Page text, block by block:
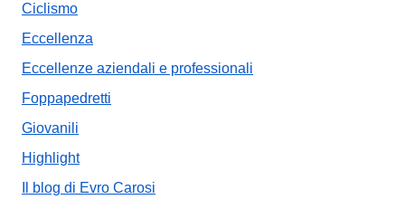
Ciclismo
Eccellenza
Eccellenze aziendali e professionali
Foppapedretti
Giovanili
Highlight
Il blog di Evro Carosi